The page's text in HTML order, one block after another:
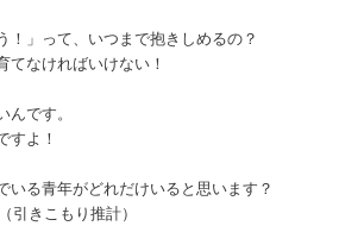
！」って、いつまで抱きしめるの？
てなければいけない！
です。
すよ！
いる青年がどれだけいると思います？
引きこもり推計）